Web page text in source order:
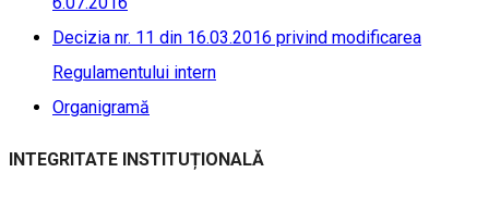
Decizia nr. 11 din 16.03.2016 privind modificarea
Regulamentului intern
Organigramă
INTEGRITATE INSTITUȚIONALĂ